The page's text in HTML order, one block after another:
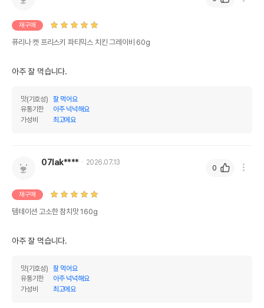
재구매
퓨리나 캣 프리스키 파티믹스 치킨 그레이비 60g
아주 잘 먹습니다.
맛(기호성)
잘 먹어요
유통기한
아주 넉넉해요
가성비
최고에요
07lak**** 2026.07.13
재구매
템테이션 고소한 참치맛 160g
아주 잘 먹습니다.
맛(기호성)
잘 먹어요
유통기한
아주 넉넉해요
가성비
최고에요
0